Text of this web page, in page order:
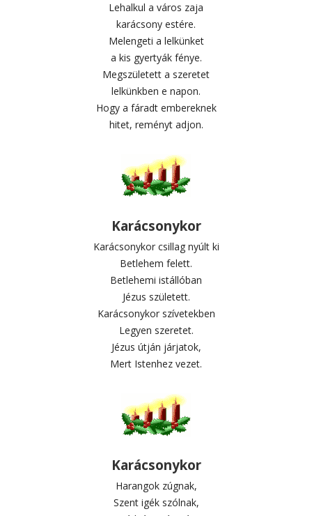
Lehalkul a város zaja
karácsony estére.
Melengeti a lelkünket
a kis gyertyák fénye.
Megszületett a szeretet
lelkünkben e napon.
Hogy a fáradt embereknek
hitet, reményt adjon.
Karácsonykor
Karácsonykor csillag nyúlt ki
Betlehem felett.
Betlehemi istállóban
Jézus született.
Karácsonykor szívetekben
Legyen szeretet.
Jézus útján járjatok,
Mert Istenhez vezet.
Karácsonykor
Harangok zúgnak,
Szent igék szólnak,